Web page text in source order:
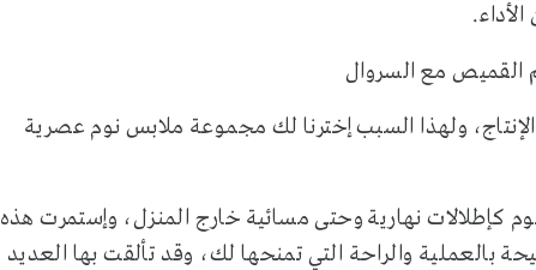
ولهذا السبب إخترنا لك مجموعة ملابس نوم عصرية
كإطلالات نهارية وحتى مسائية خارج المنزل، وإستمرت هذه
2020 وتتميّز هذه الصيحة بالعملية والراحة التي تمنحها لك، وقد تألقت بها العديد